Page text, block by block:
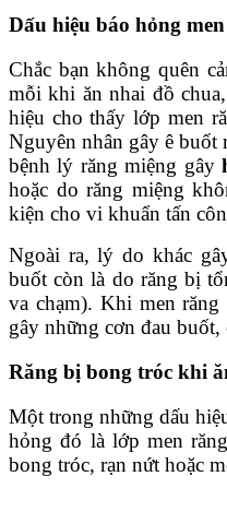
Dấu hiệu báo hỏng
Chắc bạn không quên
mỗi khi ăn nhai đồ
hiệu cho thấy lớp men
Nguyên nhân gây ê buốt
bệnh lý răng miệng gây
hoặc do răng miệng
kiện cho vi khuẩn tấn
Ngoài ra, lý do khác
buốt còn là do răng bị
va chạm). Khi men
gây những cơn đau
Răng bị bong tróc khi
Một trong những dấu
hỏng đó là lớp men
bong tróc, rạn nứt hoặc